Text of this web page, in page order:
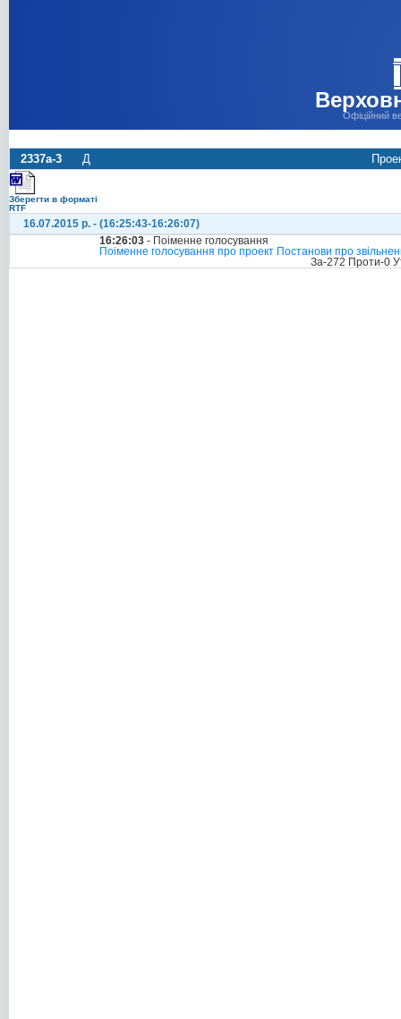
Офіційний
2337а-3 Д
Зберегти в форматі
RTF
16.07.2015 р. - (16:25:43-16:26:07)
16:26:03 - Поіменне голосування
Поіменне голосування про проект Постанови про
За-272 Проти-0